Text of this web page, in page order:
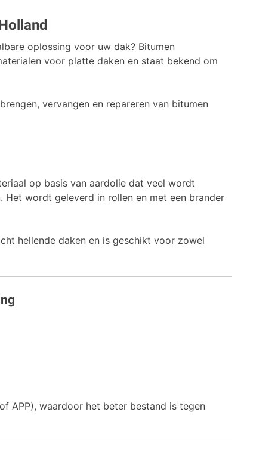
oplossing voor uw dak? Bitumen
voor platte daken en staat bekend om
vervangen en repareren van bitumen
op basis van aardolie dat veel wordt
wordt geleverd in rollen en met een brander
hellende daken en is geschikt voor zowel
APP), waardoor het beter bestand is tegen